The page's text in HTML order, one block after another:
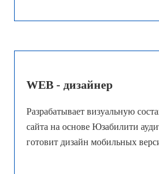
WEB - дизайнер
Разрабатывает визуальную
сайта на основе Юзабилити
готовит дизайн мобильных